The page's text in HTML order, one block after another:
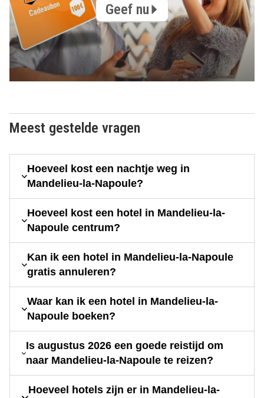
Geef nu
Meest gestelde vragen
Hoeveel kost een nachtje weg in
Mandelieu-la-Napoule?
Hoeveel kost een hotel in Mandelieu-la-
Napoule centrum?
Kan ik een hotel in Mandelieu-la-Napoule
gratis annuleren?
Waar kan ik een hotel in Mandelieu-la-
Napoule boeken?
Is augustus 2026 een goede reistijd om
naar Mandelieu-la-Napoule te reizen?
Hoeveel hotels zijn er in Mandelieu-la-